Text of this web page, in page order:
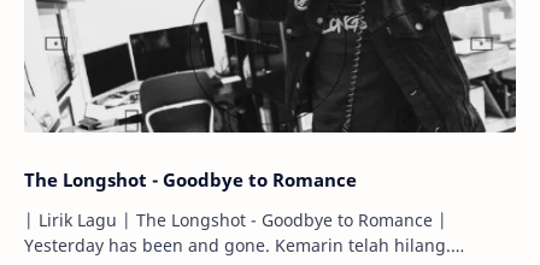
The Longshot - Goodbye to Romance
| Lirik Lagu | The Longshot - Goodbye to Romance |
Yesterday has been and gone. Kemarin telah hilang.